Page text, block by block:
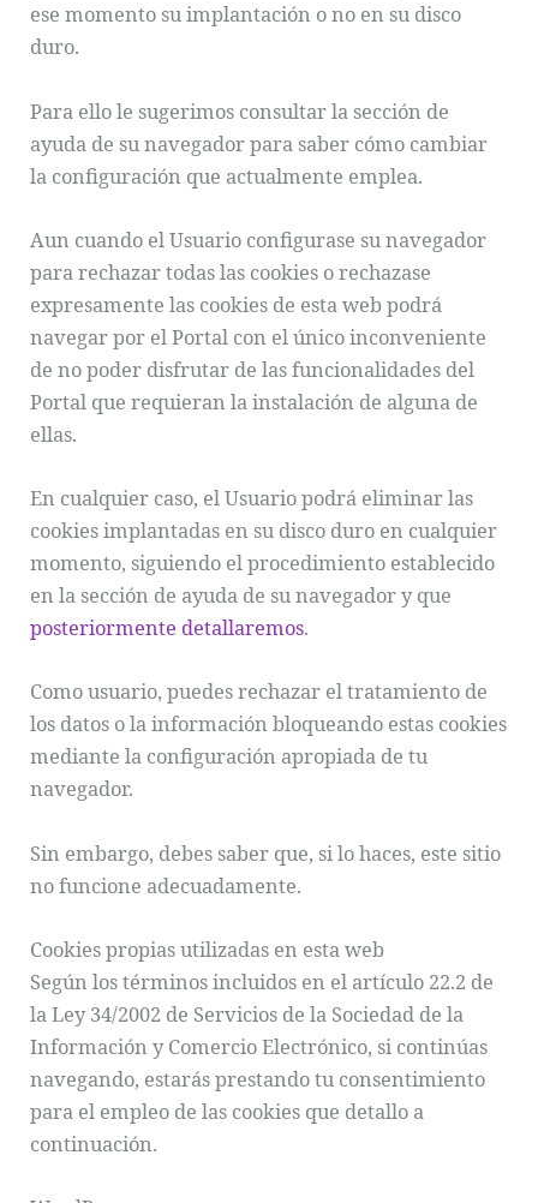
ese momento su implantación o no en su disco
duro.
Para ello le sugerimos consultar la sección de
ayuda de su navegador para saber cómo cambiar
la configuración que actualmente emplea.
Aun cuando el Usuario configurase su navegador
para rechazar todas las cookies o rechazase
expresamente las cookies de esta web podrá
navegar por el Portal con el único inconveniente
de no poder disfrutar de las funcionalidades del
Portal que requieran la instalación de alguna de
ellas.
En cualquier caso, el Usuario podrá eliminar las
cookies implantadas en su disco duro en cualquier
momento, siguiendo el procedimiento establecido
en la sección de ayuda de su navegador y que
posteriormente detallaremos.
Como usuario, puedes rechazar el tratamiento de
los datos o la información bloqueando estas cookies
mediante la configuración apropiada de tu
navegador.
Sin embargo, debes saber que, si lo haces, este sitio
no funcione adecuadamente.
Cookies propias utilizadas en esta web
Según los términos incluidos en el artículo 22.2 de
la Ley 34/2002 de Servicios de la Sociedad de la
Información y Comercio Electrónico, si continúas
navegando, estarás prestando tu consentimiento
para el empleo de las cookies que detallo a
continuación.